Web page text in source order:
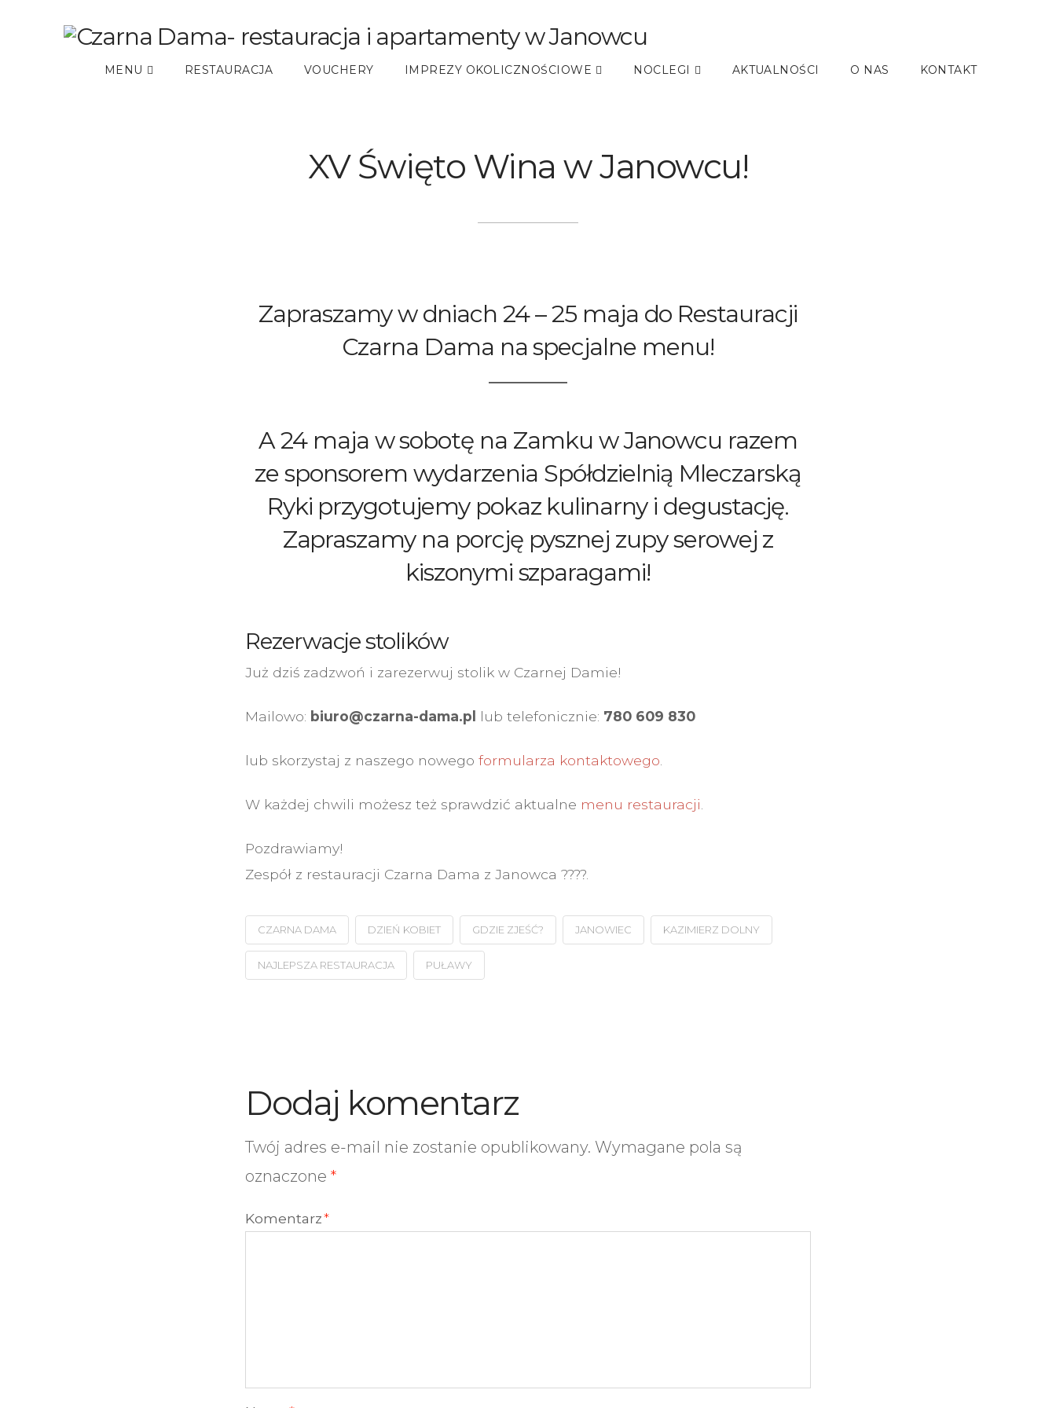
MENU RESTAURACJA VOUCHERY IMPREZY OKOLICZNOŚCIOWE NOCLEGI AKTUALNOŚCI O NAS KONTAKT
XV Święto Wina w Janowcu!
Zapraszamy w dniach 24 – 25 maja do Restauracji
Czarna Dama na specjalne menu!
A 24 maja w sobotę na Zamku w Janowcu razem
ze sponsorem wydarzenia Spółdzielnią Mleczarską
Ryki przygotujemy pokaz kulinarny i degustację.
Zapraszamy na porcję pysznej zupy serowej z
kiszonymi szparagami!
Rezerwacje stolików
Już dziś zadzwoń i zarezerwuj stolik w Czarnej Damie!
Mailowo: biuro@czarna-dama.pl lub telefonicznie: 780 609 830
lub skorzystaj z naszego nowego formularza kontaktowego
W każdej chwili możesz też sprawdzić aktualne menu restauracji
Pozdrawiamy!
Zespół z restauracji Czarna Dama z Janowca ????.
CZARNA DAMA DZIEŃ KOBIET GDZIE ZJEŚĆ? JANOWIEC KAZIMIERZ DOLNY
NAJLEPSZA RESTAURACJA PUŁAWY
Dodaj komentarz
Twój adres e-mail nie zostanie opublikowany. Wymagane pola są
oznaczone *
Komentarz*